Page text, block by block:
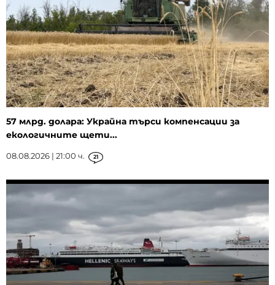
57 млрд. долара: Украйна търси компенсации за
екологичните щети...
08.08.2026 | 21:00 ч. 21